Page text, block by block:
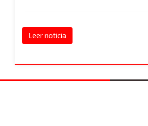
Leer noticia